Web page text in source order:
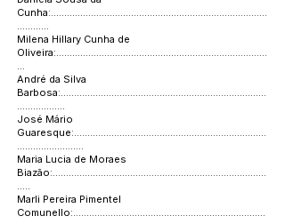
Cunha:.................................................................................
............
Milena Hillary Cunha de
Oliveira:...............................................................................
...
André da Silva
Barbosa:.............................................................................
..................
José Mário
Guaresque:........................................................................
.........................
Maria Lucia de Moraes
Biazão:................................................................................
.....
Marli Pereira Pimentel
Comunello:........................................................................